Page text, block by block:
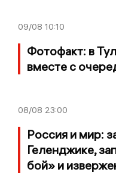
09/08 10:10
Фотофакт: в
вместе с
08/08 23:00
Россия и мир:
Геленджике,
бой» и